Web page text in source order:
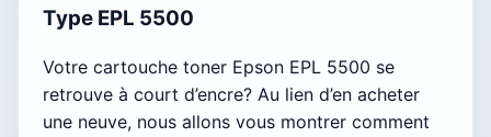
Type EPL 5500
Votre cartouche toner Epson EPL 5500 se
retrouve à court d’encre? Au lien d’en acheter
une neuve, nous allons vous montrer comment